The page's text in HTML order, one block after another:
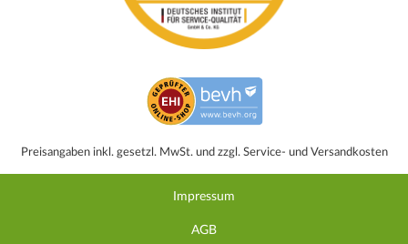
Preisangaben inkl. gesetzl. MwSt. und zzgl. Service- und Versandkosten
Impressum
AGB